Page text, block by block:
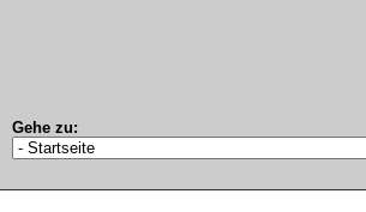
Gehe zu: